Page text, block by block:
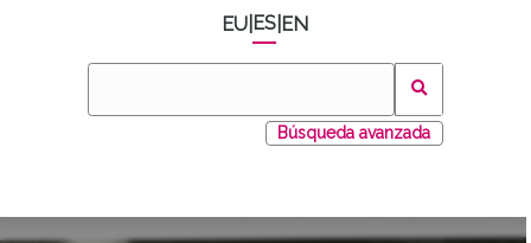
EU ES EN
Búsqueda avanzada